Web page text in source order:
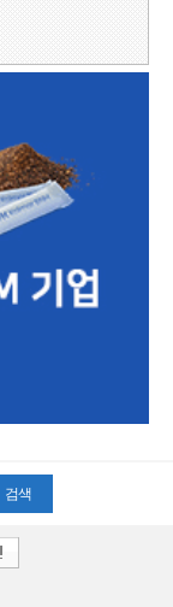
검색